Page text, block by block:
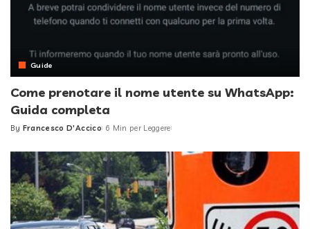
Guide
Come prenotare il nome utente su WhatsApp:
Guida completa
Posted
By Francesco D'Accico 6 Min per Leggere